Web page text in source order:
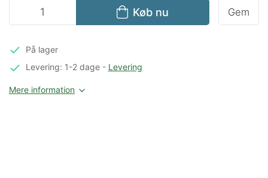
Køb nu Gem
På lager
Levering: 1-2 dage- Levering
Mere information